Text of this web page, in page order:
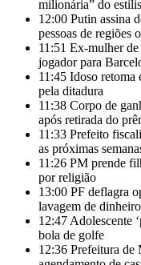
milionária” do
12:00 Putin assina
pessoas de regiões
11:51 Ex-mulher
jogador para
11:45 Idoso retoma
pela ditadura
11:38 Corpo de
após retirada do
11:33 Prefeito
as próximas
11:26 PM prende
por religião
13:00 PF deflagra
lavagem de
12:47 Adolescente
bola de golfe
12:36 Prefeitura de